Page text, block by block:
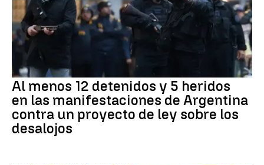
Al menos 12 detenidos y 5 heridos
en las manifestaciones de Argentina
contra un proyecto de ley sobre los
desalojos